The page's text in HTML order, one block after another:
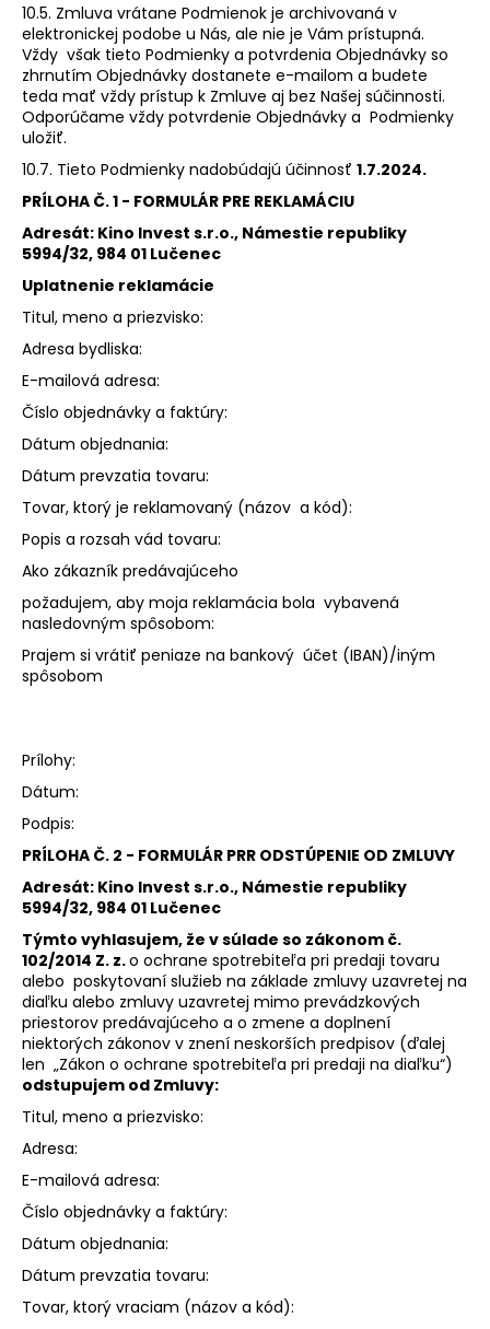
10.5. Zmluva vrátane Podmienok je archivovaná v
elektronickej podobe u Nás, ale nie je Vám prístupná.
Vždy však tieto Podmienky a potvrdenia Objednávky so
zhrnutím Objednávky dostanete e-mailom a budete
teda mať vždy prístup k Zmluve aj bez Našej súčinnosti.
Odporúčame vždy potvrdenie Objednávky a Podmienky
uložiť.
10.7. Tieto Podmienky nadobúdajú účinnosť 1.7.2024.
PRÍLOHA Č. 1 - FORMULÁR PRE REKLAMÁCIU
Adresát: Kino Invest s.r.o., Námestie republiky
5994/32, 984 01 Lučenec
Uplatnenie reklamácie
Titul, meno a priezvisko:
Adresa bydliska:
E-mailová adresa:
Číslo objednávky a faktúry:
Dátum objednania:
Dátum prevzatia tovaru:
Tovar, ktorý je reklamovaný (názov a kód):
Popis a rozsah vád tovaru:
Ako zákazník predávajúceho
požadujem, aby moja reklamácia bola vybavená
nasledovným spôsobom:
Prajem si vrátiť peniaze na bankový účet (IBAN)/iným
spôsobom
Prílohy:
Dátum:
Podpis:
PRÍLOHA Č. 2 - FORMULÁR PRR ODSTÚPENIE OD ZMLUVY
Adresát: Kino Invest s.r.o., Námestie republiky
5994/32, 984 01 Lučenec
Týmto vyhlasujem, že v súlade so zákonom č.
102/2014 Z. z.o ochrane spotrebiteľa pri predaji tovaru
alebo poskytovaní služieb na základe zmluvy uzavretej na
diaľku alebo zmluvy uzavretej mimo prevádzkových
priestorov predávajúceho a o zmene a doplnení
niektorých zákonov v znení neskorších predpisov (ďalej
len „Zákon o ochrane spotrebiteľa pri predaji na diaľku“)
odstupujem od Zmluvy:
Titul, meno a priezvisko:
Adresa:
E-mailová adresa:
Číslo objednávky a faktúry:
Dátum objednania:
Dátum prevzatia tovaru:
Tovar, ktorý vraciam (názov a kód):